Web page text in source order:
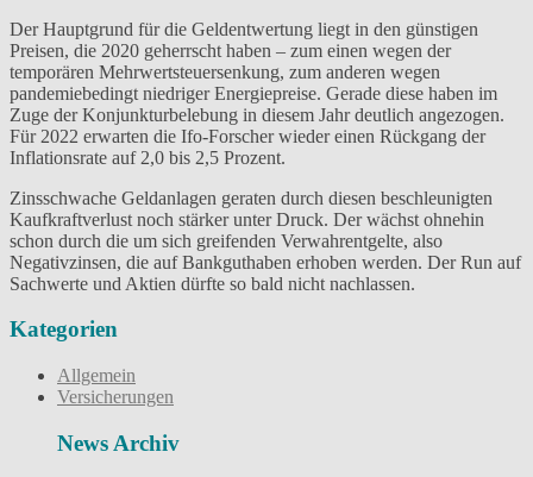
Der Hauptgrund für die Geldentwertung liegt in den günstigen
Preisen, die 2020 geherrscht haben – zum einen wegen der
temporären Mehrwertsteuersenkung, zum anderen wegen
pandemiebedingt niedriger Energiepreise. Gerade diese haben im
Zuge der Konjunkturbelebung in diesem Jahr deutlich angezogen.
Für 2022 erwarten die Ifo-Forscher wieder einen Rückgang der
Inflationsrate auf 2,0 bis 2,5 Prozent.
Zinsschwache Geldanlagen geraten durch diesen beschleunigten
Kaufkraftverlust noch stärker unter Druck. Der wächst ohnehin
schon durch die um sich greifenden Verwahrentgelte, also
Negativzinsen, die auf Bankguthaben erhoben werden. Der Run auf
Sachwerte und Aktien dürfte so bald nicht nachlassen.
Kategorien
Allgemein
Versicherungen
News Archiv